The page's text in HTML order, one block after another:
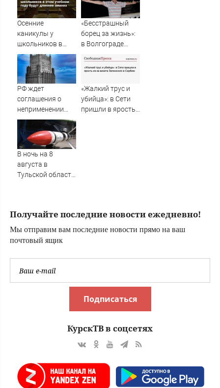
Осенние
каникулы у
школьников в
этом учебном
году будут
длиннее зимних
«Бесстрашный
борец за жизнь»:
в Волгограде
реаниматолог
высшей
категории
РФ ждет
соглашения о
неприменении
силы между
Грузией, Абхазией
и Южной Осетией
«Жалкий трус и
убийца»: в Сети
пришли в ярость
В ночь на 8
августа в
Тульской области
опасность
Получайте последние новости ежедневно!
Мы отправим вам последние новости прямо на ваш
почтовый ящик
Подписаться
КурскТВ в соцсетях